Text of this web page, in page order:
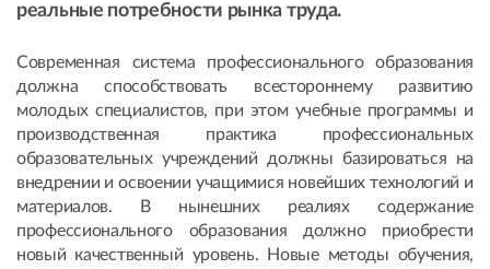
реальные потребности рынка труда.
Современная система профессионального образования
должна способствовать всестороннему развитию
молодых специалистов, при этом учебные программы и
производственная практика профессиональных
образовательных учреждений должны базироваться на
внедрении и освоении учащимися новейших технологий и
материалов. В нынешних реалиях содержание
профессионального образования должно приобрести
новый качественный уровень. Новые методы обучения,